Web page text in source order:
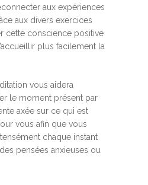
aux expériences
aux divers exercices
cette conscience positive
plus facilement la
vous aidera
le moment présent par
axée sur ce qui est
vous afin que vous
chaque instant
pensées anxieuses ou